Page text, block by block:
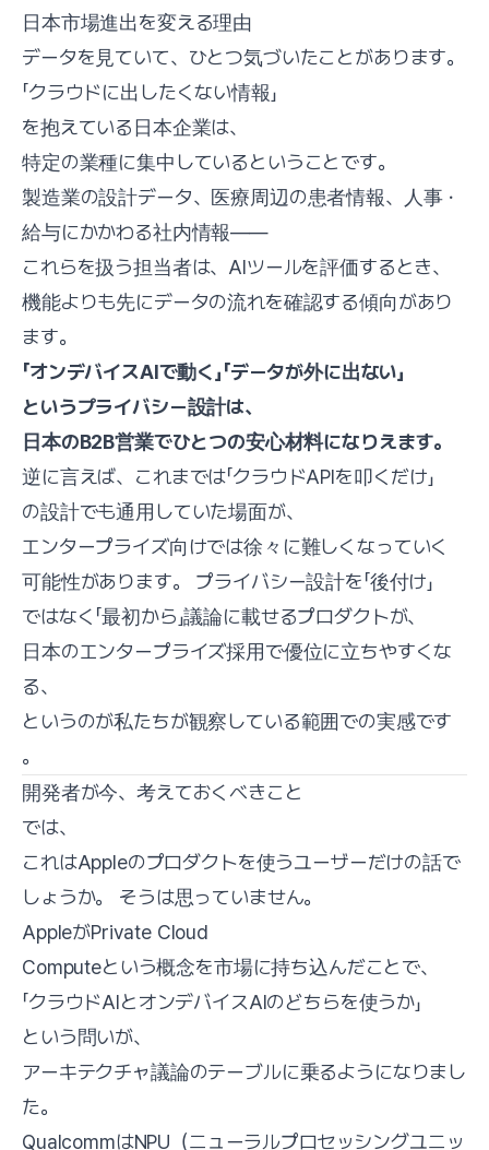
日本市場進出を変える理由
データを見ていて、ひとつ気づいたことがあります。
「クラウドに出したくない情報」
を抱えている日本企業は、
特定の業種に集中しているということです。
製造業の設計データ、医療周辺の患者情報、人事・
給与にかかわる社内情報——
これらを扱う担当者は、AIツールを評価するとき、
機能よりも先にデータの流れを確認する傾向があり
ます。
「オンデバイスAIで動く」「データが外に出ない」
というプライバシー設計は、
日本のB2B営業でひとつの安心材料になりえます。
逆に言えば、これまでは「クラウドAPIを叩くだけ」
の設計でも通用していた場面が、
エンタープライズ向けでは徐々に難しくなっていく
可能性があります。 プライバシー設計を「後付け」
ではなく「最初から」議論に載せるプロダクトが、
日本のエンタープライズ採用で優位に立ちやすくな
る、
というのが私たちが観察している範囲での実感です
。
開発者が今、考えておくべきこと
では、
これはAppleのプロダクトを使うユーザーだけの話で
しょうか。 そうは思っていません。
AppleがPrivate Cloud
Computeという概念を市場に持ち込んだことで、
「クラウドAIとオンデバイスAIのどちらを使うか」
という問いが、
アーキテクチャ議論のテーブルに乗るようになりまし
た。
QualcommはNPU（ニューラルプロセッシングユニッ